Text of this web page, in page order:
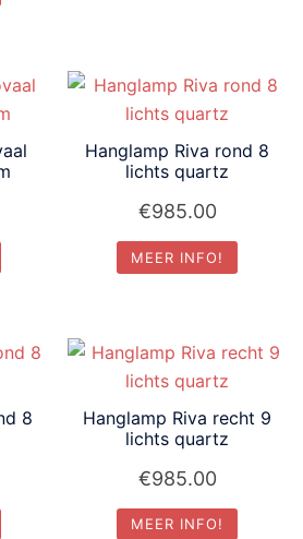
Hanglamp Riva rond 8
lichts quartz
€985.00
MEER INFO!
8
Hanglamp Riva recht 9
lichts quartz
€985.00
MEER INFO!